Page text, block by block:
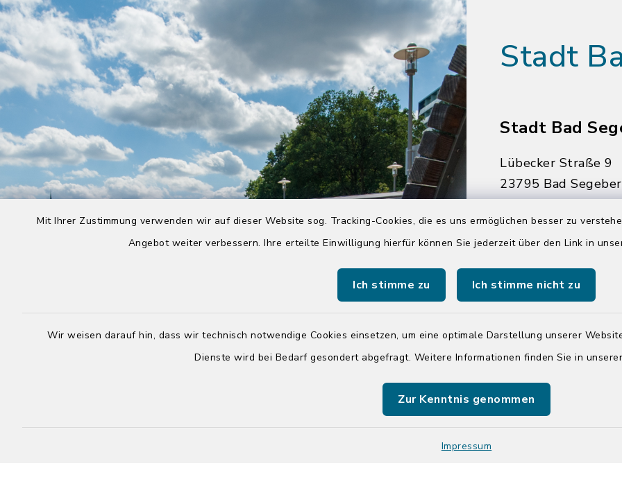
Mit Ihrer Zustimmung verwenden wir auf dieser Website sog. Tracking-Cookies, die es uns ermöglichen besser zu
Angebot weiter verbessern. Ihre erteilte Einwilligung hierfür können Sie jederzeit über den Link in
Ich stimme zu Ich stimme nicht zu
Wir weisen darauf hin, dass wir technisch notwendige Cookies einsetzen, um eine optimale Darstellung unserer
Dienste wird bei Bedarf gesondert abgefragt. Weitere Informationen finden Sie in
Zur Kenntnis genommen
Impressum
Stadt
Stadt Bad
Lübecker Straße 9
23795 Bad
04551 964-0
04551 964-111
youtube
Quicklinks
Kreis Segeberg
Tourist-Info der